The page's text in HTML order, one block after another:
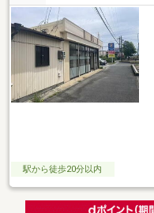
駅から徒歩20分以内